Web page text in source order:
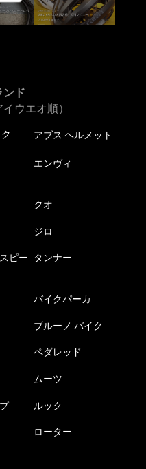
ンド
ウエオ順）
アブス ヘルメット
エンヴィ
クオ
ジロ
ピー
タンナー
バイクパーカ
ブルーノ バイク
ペダレッド
ムーツ
ルック
ローター